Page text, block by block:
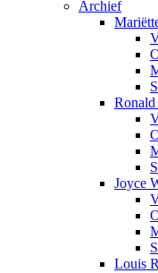
Archief
Joyce
Louis